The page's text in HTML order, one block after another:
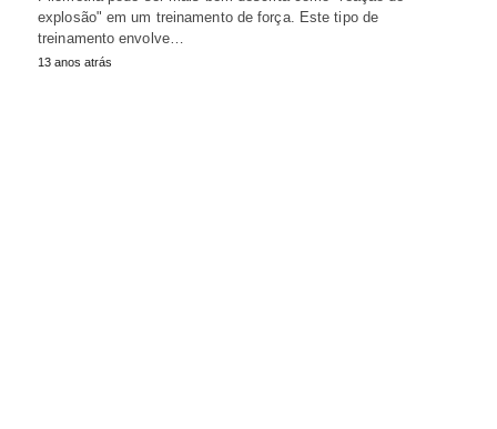
explosão" em um treinamento de força. Este tipo de
treinamento envolve…
13 anos atrás